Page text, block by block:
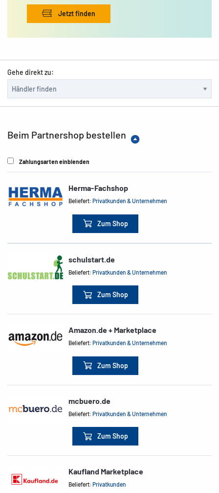
Jetzt finden
Gehe direkt zu:
Beim Partnershop bestellen
Zahlungsarten einblenden
Herma-Fachshop
Beliefert:Privatkunden & Unternehmen
Zum Shop
schulstart.de
Beliefert:Privatkunden & Unternehmen
Zum Shop
Amazon.de + Marketplace
Beliefert:Privatkunden & Unternehmen
Zum Shop
mcbuero.de
Beliefert:Privatkunden & Unternehmen
Zum Shop
Kaufland Marketplace
Beliefert:Privatkunden